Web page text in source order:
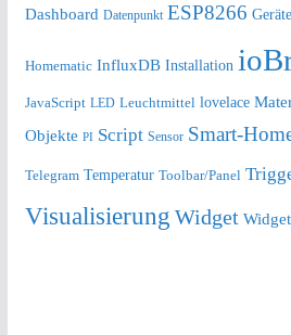
Dashboard Datenpunkt ESP8266 Geräte
Homematic InfluxDB Installation
JavaScript LED Leuchtmittel lovelace
Objekte PI Script Sensor Smart-
Telegram Temperatur Toolbar/Panel
Visualisierung Widget